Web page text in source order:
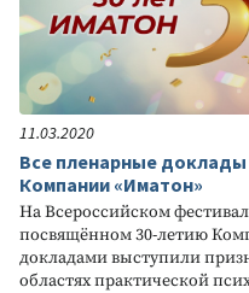
11.03.2020
Все пленарные
Компании «Иматон»
На Всероссийском
посвящённом 30-летию
докладами выступили
областях практической